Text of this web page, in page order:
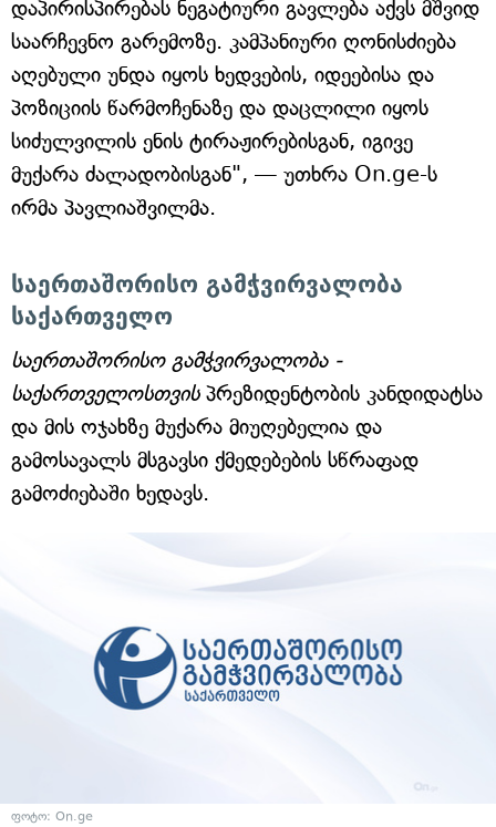
დაპირისპირებას ნეგატიური გავლება აქვს მშვიდ
საარჩევნო გარემოზე. კამპანიური ღონისძიება
აღებული უნდა იყოს ხედვების, იდეებისა და
პოზიციის წარმოჩენაზე და დაცლილი იყოს
სიძულვილის ენის ტირაჟირებისგან, იგივე
მუქარა ძალადობისგან", — უთხრა On.ge-ს
ირმა პავლიაშვილმა.
საერთაშორისო გამჭვირვალობა
საქართველო
საერთაშორისო გამჭვირვალობა -
საქართველოსთვისპრეზიდენტობის კანდიდატსა
და მის ოჯახზე მუქარა მიუღებელია და
გამოსავალს მსგავსი ქმედებების სწრაფად
გამოძიებაში ხედავს.
ფოტო: On.ge